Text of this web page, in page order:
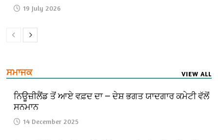
19 July 2026
ਸਮਾਜਕ VIEW ALL
ਨਿਊਜ਼ੀਲੈਂਡ ਤੋਂ ਆਏ ਵਫ਼ਦ ਦਾ — ਦੇਸ਼ ਭਗਤ ਯਾਦਗਾਰ ਕਮੇਟੀ ਵੱਲੋਂ
ਸਨਮਾਨ
14 December 2025